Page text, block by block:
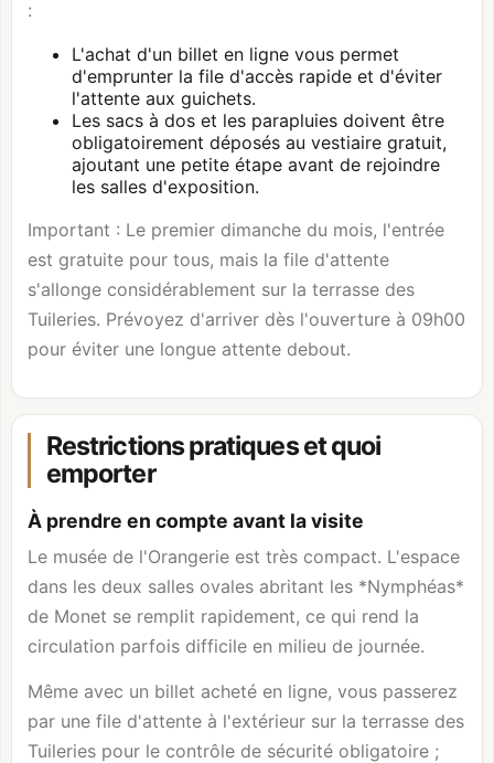
:
L'achat d'un billet en ligne vous permet
d'emprunter la file d'accès rapide et d'éviter
l'attente aux guichets.
Les sacs à dos et les parapluies doivent être
obligatoirement déposés au vestiaire gratuit,
ajoutant une petite étape avant de rejoindre
les salles d'exposition.
Important : Le premier dimanche du mois, l'entrée
est gratuite pour tous, mais la file d'attente
s'allonge considérablement sur la terrasse des
Tuileries. Prévoyez d'arriver dès l'ouverture à 09h00
pour éviter une longue attente debout.
Restrictions pratiques et quoi
emporter
À prendre en compte avant la visite
Le musée de l'Orangerie est très compact. L'espace
dans les deux salles ovales abritant les *Nymphéas*
de Monet se remplit rapidement, ce qui rend la
circulation parfois difficile en milieu de journée.
Même avec un billet acheté en ligne, vous passerez
par une file d'attente à l'extérieur sur la terrasse des
Tuileries pour le contrôle de sécurité obligatoire ;